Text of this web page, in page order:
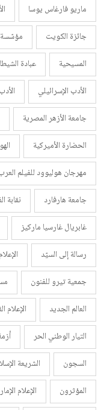
ماريو فارغاس يوسا
جائزة الكويت
مؤسّسة
المسيحية
عبادة
الأدب الإسرائيلي
جامعة الأزهر المصرية
الحضارة الأميركية
مهرجان هوليوود للفيلم
جامعة هارفارد
نقابة
غابريال غارسيا ماركيز
رسالة إلى السيّد
جمعية تيرو للفنون
العالم الجديد
الإعلام
التيار الوطني الحر
السجون
الشريعة
المؤثرون
الإعلام